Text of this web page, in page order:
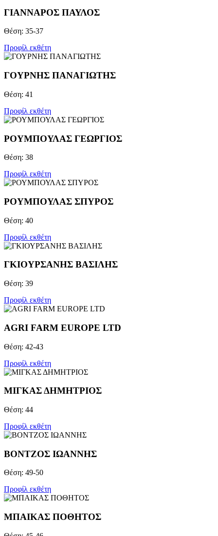
ΓΙΑΝΝΑΡΟΣ ΠΑΥΛΟΣ
Θέση: 35-37
Προφίλ εκθέτη
ΓΟΥΡΝΗΣ ΠΑΝΑΓΙΩΤΗΣ
Θέση: 41
Προφίλ εκθέτη
ΡΟΥΜΠΟΥΛΑΣ ΓΕΩΡΓΙΟΣ
Θέση: 38
Προφίλ εκθέτη
ΡΟΥΜΠΟΥΛΑΣ ΣΠΥΡΟΣ
Θέση: 40
Προφίλ εκθέτη
ΓΚΙΟΥΡΣΑΝΗΣ ΒΑΣΙΛΗΣ
Θέση: 39
Προφίλ εκθέτη
AGRI FARM EUROPE LTD
Θέση: 42-43
Προφίλ εκθέτη
ΜΙΓΚΑΣ ΔΗΜΗΤΡΙΟΣ
Θέση: 44
Προφίλ εκθέτη
ΒΟΝΤΖOΣ ΙΩΑΝΝΗΣ
Θέση: 49-50
Προφίλ εκθέτη
ΜΠΑΙΚΑΣ ΠΟΘΗΤΟΣ